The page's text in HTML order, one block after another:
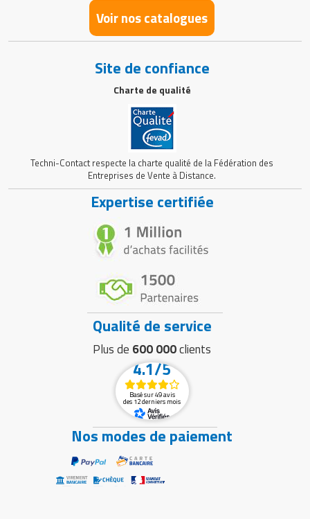
Voir nos catalogues
Site de confiance
Charte de qualité
Techni-Contact respecte la charte qualité de la Fédération des
Entreprises de Vente à Distance.
Expertise certifiée
Qualité de service
Plus de 600 000clients
4.1/5
Basé sur 49 avis
des 12 derniers mois
Nos modes de paiement